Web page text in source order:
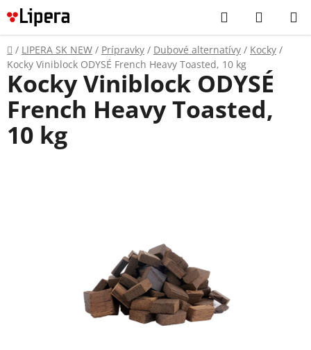
Prejsť
na
obsah
Hľadať
KOŠÍK
Domov
/ LIPERA SK NEW / Prípravky / Dubové alternatívy / Kocky /
Kocky Viniblock ODYSÉ French Heavy Toasted, 10 kg
Kocky Viniblock ODYSÉ
French Heavy Toasted,
10 kg